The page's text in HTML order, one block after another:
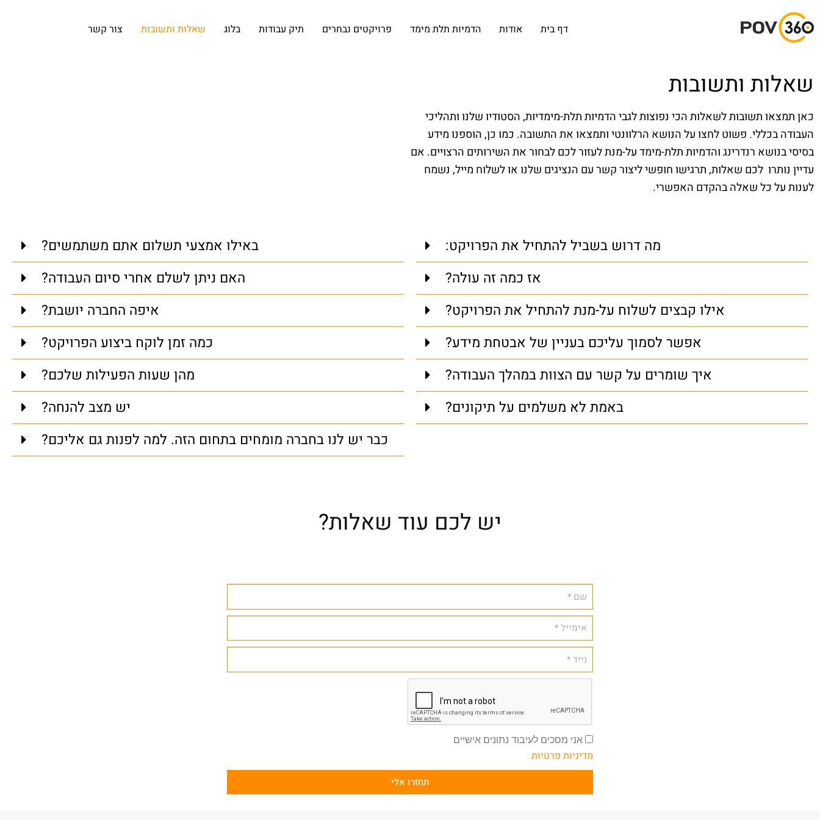
דף בית אודות הדמיות תלת מימד פרויקטים נבחרים תיק עבודות בלוג שאלות ותשובות צור קשר
שאלות ותשובות
כאן תמצאו תשובות לשאלות הכי נפוצות לגבי הדמיות תלת-מימדיות, הסטודיו שלנו ותהליכי
העבודה בכללי. פשוט לחצו על הנושא הרלוונטי ותמצאו את התשובה. כמו כן, הוספנו מידע
בסיסי בנושא רנדרינג והדמיות תלת-מימד על-מנת לעזור לכם לבחור את השירותים הרצויים. אם
עדיין נותרו לכם שאלות, תרגישו חופשי ליצור קשר עם הנציגים שלנו או לשלוח מייל, נשמח
לענות על כל שאלה בהקדם האפשרי.
מה דרוש בשביל להתחיל את הפרויקט:
אז כמה זה עולה?
אילו קבצים לשלוח על-מנת להתחיל את הפרויקט?
אפשר לסמוך עליכם בעניין של אבטחת מידע?
איך שומרים על קשר עם הצוות במהלך העבודה?
באמת לא משלמים על תיקונים?
באילו אמצעי תשלום אתם משתמשים?
האם ניתן לשלם אחרי סיום העבודה?
איפה החברה יושבת?
כמה זמן לוקח ביצוע הפרויקט?
מהן שעות הפעילות שלכם?
יש מצב להנחה?
כבר יש לנו בחברה מומחים בתחום הזה. למה לפנות גם אליכם?
יש לכם עוד שאלות?
אני מסכים לעיבוד נתונים אישיים
מדיניות פרטיות
תחזרו אלי